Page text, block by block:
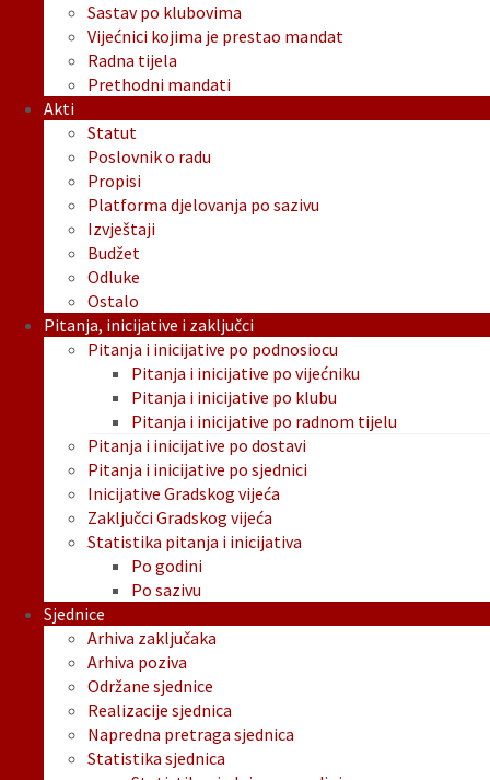
Sastav po klubovima
Vijećnici kojima je prestao mandat
Radna tijela
Prethodni mandati
Akti
Statut
Poslovnik o radu
Propisi
Platforma djelovanja po sazivu
Izvještaji
Budžet
Odluke
Ostalo
Pitanja, inicijative i zaključci
Pitanja i inicijative po podnosiocu
Pitanja i inicijative po vijećniku
Pitanja i inicijative po klubu
Pitanja i inicijative po radnom tijelu
Pitanja i inicijative po dostavi
Pitanja i inicijative po sjednici
Inicijative Gradskog vijeća
Zaključci Gradskog vijeća
Statistika pitanja i inicijativa
Po godini
Po sazivu
Sjednice
Arhiva zaključaka
Arhiva poziva
Održane sjednice
Realizacije sjednica
Napredna pretraga sjednica
Statistika sjednica